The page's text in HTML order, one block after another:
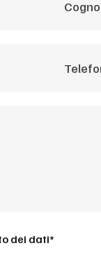
dei dati*